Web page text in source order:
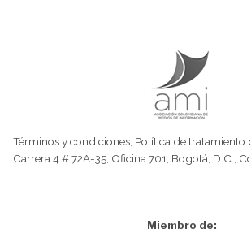
Términos y condiciones Política de tratamiento
Carrera 4 # 72A-35, Oficina 701, Bogotá, D.C.,
Miembro de: